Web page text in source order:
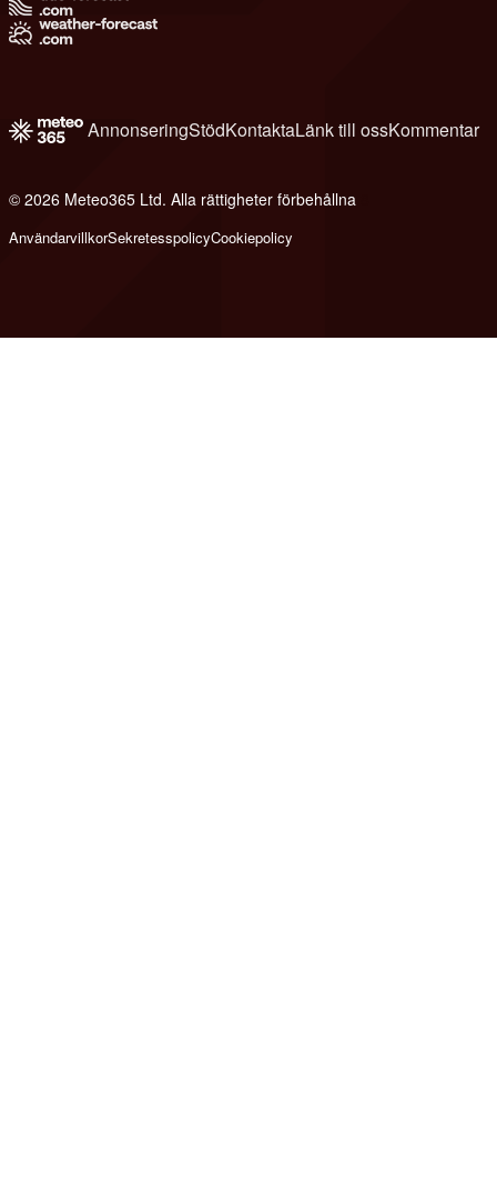
AnnonseringStödKontaktaLänk till ossKommentar
© 2026 Meteo365 Ltd. Alla rättigheter förbehållna
AnvändarvillkorSekretesspolicyCookiepolicy